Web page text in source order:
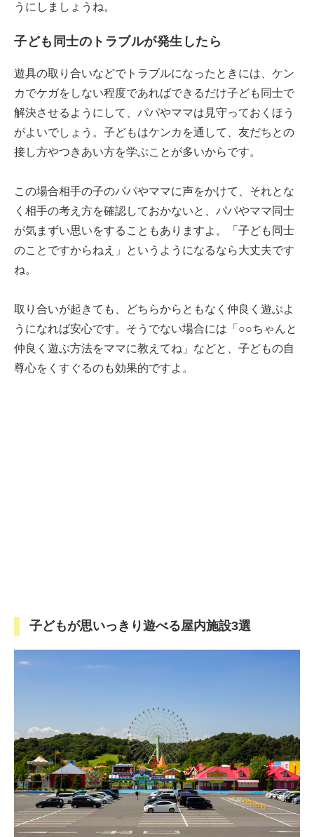
うにしましょうね。
子ども同士のトラブルが発生したら
遊具の取り合いなどでトラブルになったときには、ケン
カでケガをしない程度であればできるだけ子ども同士で
解決させるようにして、パパやママは見守っておくほう
がよいでしょう。子どもはケンカを通して、友だちとの
接し方やつきあい方を学ぶことが多いからです。
この場合相手の子のパパやママに声をかけて、それとな
く相手の考え方を確認しておかないと、パパやママ同士
が気まずい思いをすることもありますよ。「子ども同士
のことですからねえ」というようになるなら大丈夫です
ね。
取り合いが起きても、どちらからともなく仲良く遊ぶよ
うになれば安心です。そうでない場合には「○○ちゃんと
仲良く遊ぶ方法をママに教えてね」などと、子どもの自
尊心をくすぐるのも効果的ですよ。
子どもが思いっきり遊べる屋内施設3選